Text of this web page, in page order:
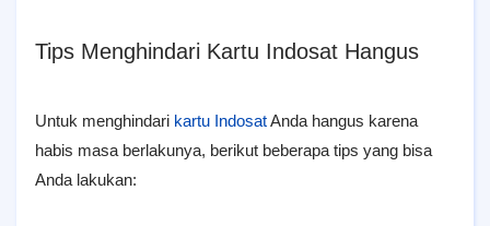
Tips Menghindari Kartu Indosat Hangus
Untuk menghindari kartu IndosatAnda hangus karena
habis masa berlakunya, berikut beberapa tips yang bisa
Anda lakukan: